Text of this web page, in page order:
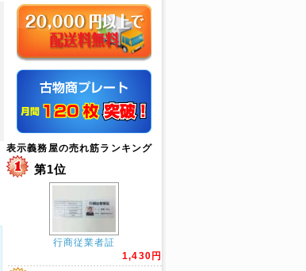
表示義務屋の売れ筋ランキング
第1位
行商従業者証
1,430円